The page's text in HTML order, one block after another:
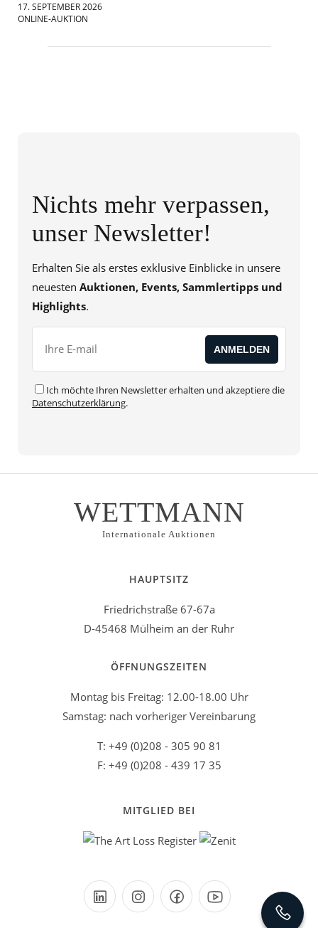
17. SEPTEMBER 2026
ONLINE-AUKTION
Nichts mehr verpassen,
unser Newsletter!
Erhalten Sie als erstes exklusive Einblicke in unsere
neuesten Auktionen, Events, Sammlertipps und
Highlights.
Ich möchte Ihren Newsletter erhalten und akzeptiere die
Datenschutzerklärung.
WETTMANN
Internationale Auktionen
HAUPTSITZ
Friedrichstraße 67-67a
D-45468 Mülheim an der Ruhr
ÖFFNUNGSZEITEN
Montag bis Freitag: 12.00-18.00 Uhr
Samstag: nach vorheriger Vereinbarung
T: +49 (0)208 - 305 90 81
F: +49 (0)208 - 439 17 35
MITGLIED BEI